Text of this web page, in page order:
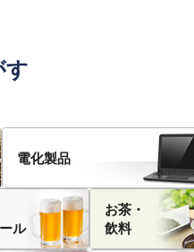
す
電化製品
ル
お茶・
飲料